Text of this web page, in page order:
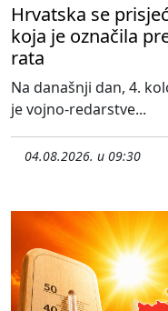
Hrvatska se
koja je označila
rata
Na današnji dan, 4.
je vojno-redarstve...
04.08.2026. u 09:30